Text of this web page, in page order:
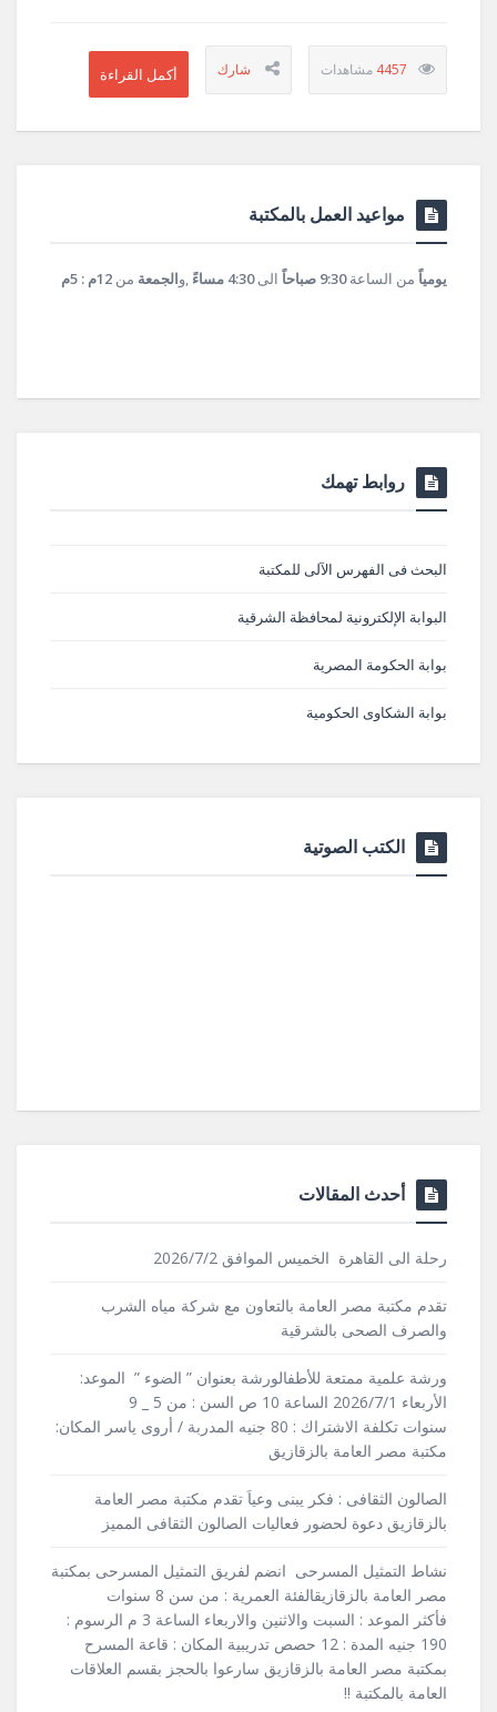
4457
مواعيد العمل بالمكتبة
يومياً من الساعة9:30 صباحاً الى4:30 مساءً ,والجمعة من 12م : 5م
روابط تهمك
البحث فى الفهرس الآلى للمكتبة
البوابة الإلكترونية لمحافظة الشرقية
بوابة الحكومة المصرية
بوابة الشكاوى الحكومية
الكتب الصوتية
أحدث المقالات
رحلة الى القاهرة الخميس الموافق 2026/7/2
تقدم مكتبة مصر العامة بالتعاون مع شركة مياه الشرب
والصرف الصحى بالشرقية
ورشة علمية ممتعة للأطفالورشة بعنوان ” الضوء ” الموعد:
الأربعاء 2026/7/1 الساعة 10 ص السن : من 5 _ 9
سنوات تكلفة الاشتراك : 80 جنيه المدربة / أروى ياسر المكان:
مكتبة مصر العامة بالزقازيق
الصالون الثقافى : فكر يبنى وعياَ تقدم مكتبة مصر العامة
بالزقازيق دعوة لحضور فعاليات الصالون الثقافى المميز
نشاط التمثيل المسرحى انضم لفريق التمثيل المسرحى بمكتبة
مصر العامة بالزقازيقالفئة العمرية : من سن 8 سنوات
فأكثر الموعد : السبت والاثنين والاربعاء الساعة 3 م الرسوم :
190 جنيه المدة : 12 حصص تدريبية المكان : قاعة المسرح
بمكتبة مصر العامة بالزقازيق سارعوا بالحجز بقسم العلاقات
العامة بالمكتبة !!